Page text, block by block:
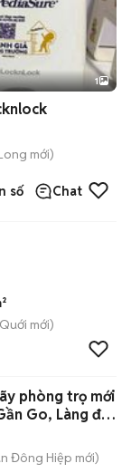
1
mới)
số Chat
mới)
phòng trọ mới
Go, Làng đại
Đông Hiệp mới)